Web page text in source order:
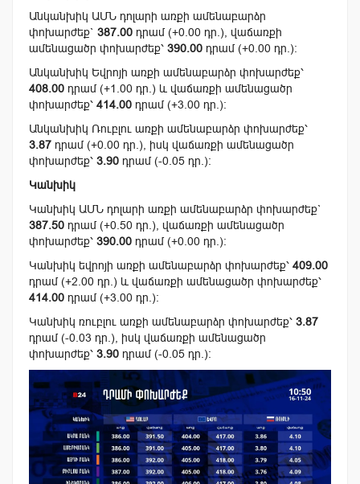
Անկանխիկ ԱՄՆ դոլարի առքի ամենաբարձր
փոխարժեք` 387.00 դրամ (+0.00 դր.), վաճառքի
ամենացածր փոխարժեք՝ 390.00 դրամ (+0.00 դր.):
Անկանխիկ Եվրոյի առքի ամենաբարձր փոխարժեք՝
408.00 դրամ (+1.00 դր.) և վաճառքի ամենացածր
փոխարժեք՝ 414.00 դրամ (+3.00 դր.):
Անկանխիկ Ռուբլու առքի ամենաբարձր փոխարժեք՝
3.87 դրամ (+0.00 դր.), իսկ վաճառքի ամենացածր
փոխարժեք՝ 3.90 դրամ (-0.05 դր.):
Կանխիկ
Կանխիկ ԱՄՆ դոլարի առքի ամենաբարձր փոխարժեք`
387.50 դրամ (+0.50 դր.), վաճառքի ամենացածր
փոխարժեք՝ 390.00 դրամ (+0.00 դր.):
Կանխիկ եվրոյի առքի ամենաբարձր փոխարժեք՝ 409.00
դրամ (+2.00 դր.) և վաճառքի ամենացածր փոխարժեք՝
414.00 դրամ (+3.00 դր.):
Կանխիկ ռուբլու առքի ամենաբարձր փոխարժեք՝ 3.87
դրամ (-0.03 դր.), իսկ վաճառքի ամենացածր
փոխարժեք՝ 3.90 դրամ (-0.05 դր.):